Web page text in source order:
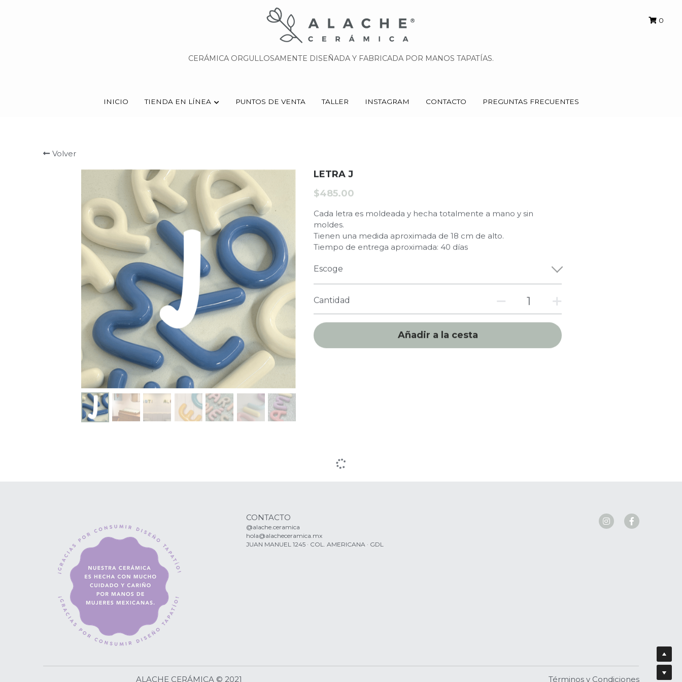
CERÁMICA ORGULLOSAMENTE DISEÑADA Y FABRICADA POR MANOS TAPATÍAS.
INICIO TIENDA EN LÍNEA PUNTOS DE VENTA TALLER INSTAGRAM CONTACTO PREGUNTAS FRECUENTES
0
CERÁMICA ORGULLOSAMENTE DISEÑADA Y FABRICADA POR MANOS TAPATÍAS.
INICIO TIENDA EN LÍNEA PUNTOS DE VENTA TALLER INSTAGRAM CONTACTO PREGUNTAS FRECUENTES
0
Volver
LETRA J
$485.00
Cada letra es moldeada y hecha totalmente a mano y sin
moldes.
Tienen una medida aproximada de 18 cm de alto.
Tiempo de entrega aproximada: 40 días
Escoge
Cantidad
Añadir a la cesta
JUAN MANUEL 1245 · COL. AMERICANA · GDL